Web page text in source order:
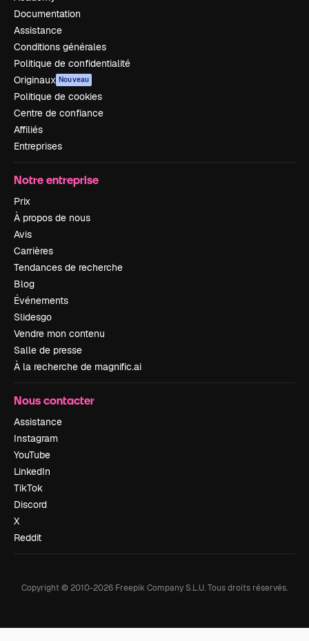
Documentation
Assistance
Conditions générales
Politique de confidentialité
Originaux Nouveau
Politique de cookies
Centre de confiance
Affiliés
Entreprises
Notre entreprise
Prix
À propos de nous
Avis
Carrières
Tendances de recherche
Blog
Événements
Slidesgo
Vendre mon contenu
Salle de presse
À la recherche de magnific.ai
Nous contacter
Assistance
Instagram
YouTube
LinkedIn
TikTok
Discord
X
Reddit
Copyright © 2010-2026 Freepik Company S.L.U.Tous droits réservés.